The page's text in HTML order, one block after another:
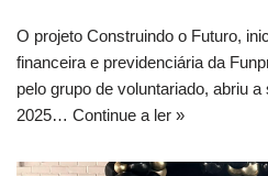
O projeto Construindo o Futuro,
financeira e previdenciária da
pelo grupo de voluntariado, abriu
2025… Continue a ler »